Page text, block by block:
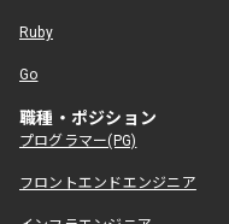
Ruby
Go
職種・ポジション
プログラマー(PG)
フロントエンドエンジニア